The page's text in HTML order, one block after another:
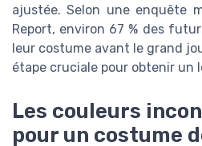
ajustée. Selon une enquête
Report, environ 67 % des
leur costume avant le grand
étape cruciale pour obtenir un
Les couleurs
pour un costume